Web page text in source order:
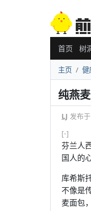
首页 树
主页 健
纯燕
LJ 发布
[-]
芬兰人
国人的
库希斯
不像是
麦面包